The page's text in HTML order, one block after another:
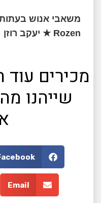
משאבי אנוש בעתות
Rozen ★ יעקב רוזן
מכירים עוד
שייהנו
Email